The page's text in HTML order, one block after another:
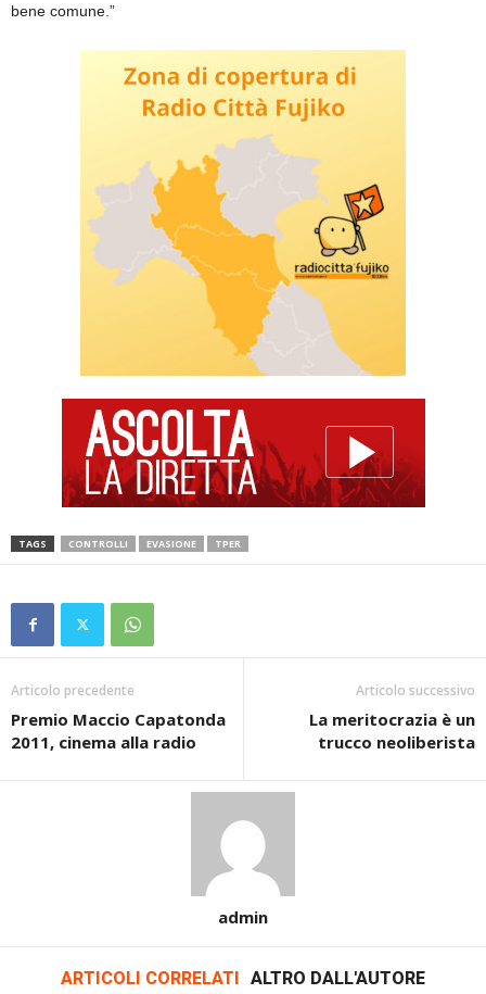
bene comune.”
TAGS CONTROLLI EVASIONE TPER
Articolo precedente
Premio Maccio Capatonda
2011, cinema alla radio
Articolo successivo
La meritocrazia è un
trucco neoliberista
admin
ARTICOLI CORRELATI ALTRO DALL'AUTORE